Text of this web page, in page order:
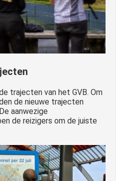
trajecten van het GVB. Om
de nieuwe trajecten
aanwezige
de reizigers om de juiste